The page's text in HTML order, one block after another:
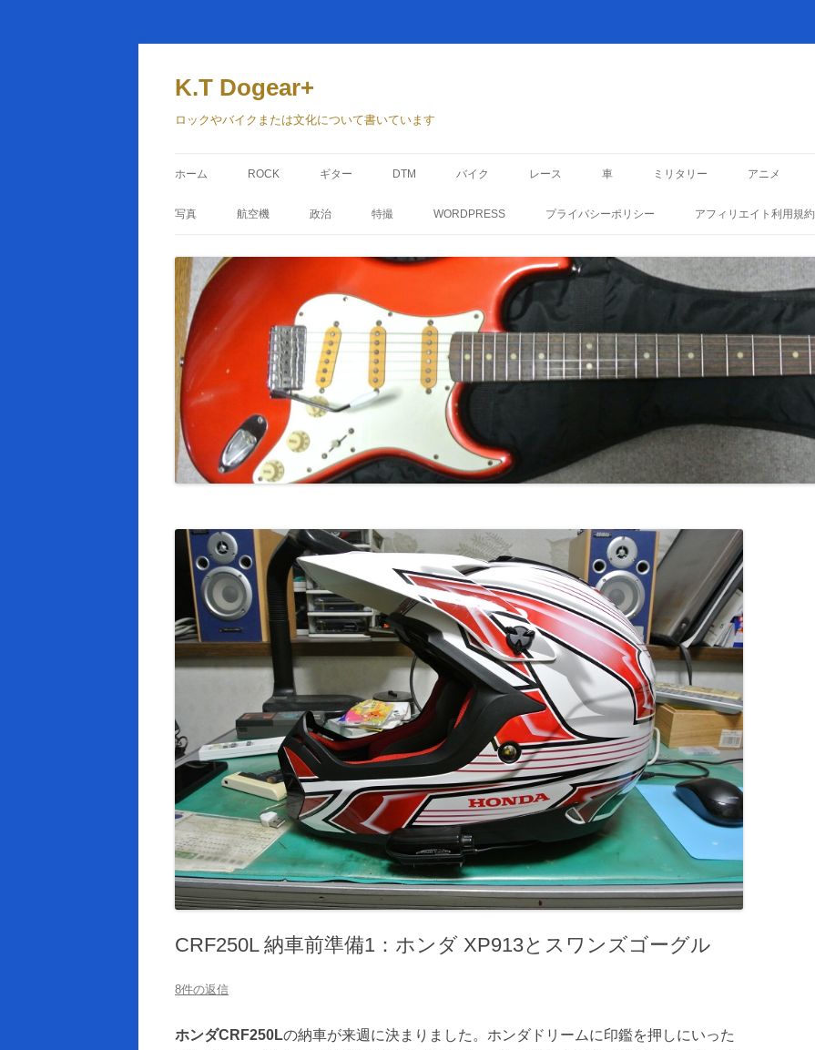
ン
ツ
へ
ス
K.T Dogear+
ロックやバイクまたは文化について書いています
ホーム ROCK ギター DTM バイク レース 車 ミリタリー アニメ
写真 航空機 政治 特撮 WORDPRESS プライバシーポリシー アフィリエイト利用規約
CRF250L 納車前準備1：ホンダ XP913とスワンズゴーグル
8件の返信
ホンダCRF250Lの納車が来週に決まりました。ホンダドリームに印鑑を押しにいった